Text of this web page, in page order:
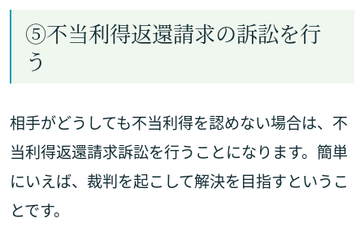
⑤不当利得返還請求の訴訟を行
う
相手がどうしても不当利得を認めない場合は、不
当利得返還請求訴訟を行うことになります。簡単
にいえば、裁判を起こして解決を目指すというこ
とです。